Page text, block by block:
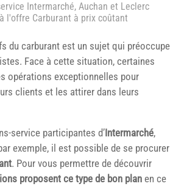
Intermarché, Auchan et Leclerc
l'offre Carburant à prix coûtant
du carburant est un sujet qui préoccupe
Face à cette situation, certaines
opérations exceptionnelles pour
clients et les attirer dans leurs
service participantes d’Intermarché,
exemple, il est possible de se procurer
. Pour vous permettre de découvrir
proposent ce type de bon plan en ce